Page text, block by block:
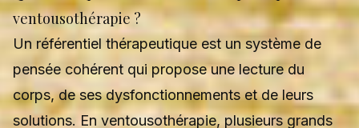
ventousothérapie ?
Un référentiel thérapeutique est un système de
pensée cohérent qui propose une lecture du
corps, de ses dysfonctionnements et de leurs
solutions. En ventousothérapie, plusieurs grands